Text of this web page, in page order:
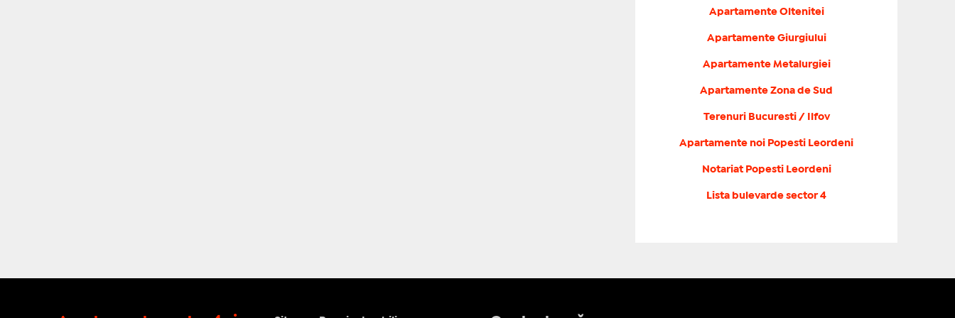
Apartamente Oltenitei
Apartamente Giurgiului
Apartamente Metalurgiei
Apartamente Zona de Sud
Terenuri Bucuresti / Ilfov
Apartamente noi Popesti Leordeni
Notariat Popesti Leordeni
Lista bulevarde sector 4